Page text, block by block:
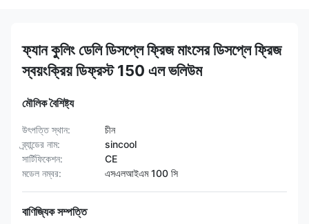
ফ্যান কুলিং ডেলি ডিসপ্লে ফ্রিজ মাংসের ডিসপ্লে ফ্রিজ
স্বয়ংক্রিয় ডিফ্রস্ট 150 এল ভলিউম
মৌলিক বৈশিষ্ট্য
উৎপত্তি স্থান:
চীন
ব্র্যান্ডের নাম:
sincool
সার্টিফিকেশন:
CE
মডেল নম্বর:
এসএলআইএম 100 সি
বাণিজ্যিক সম্পত্তি